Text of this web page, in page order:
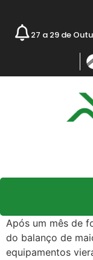
27 a 29 de
Após um mês de
do balanço de
equipamentos